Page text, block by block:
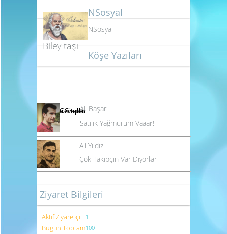
Biley taşı
NSosyal
NSosyal
Köşe Yazıları
Ali Başar
Satılık Yağmurum Vaaar!
Ali Yıldız
Çok Takipçin Var Diyorlar
Ziyaret Bilgileri
Aktif Ziyaretçi 1
Bugün Toplam100